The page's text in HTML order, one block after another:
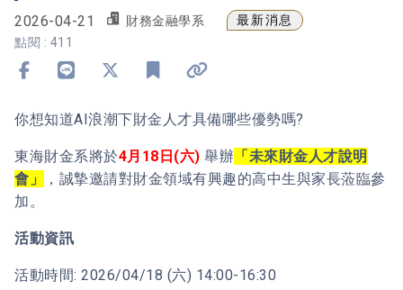
2026-04-21 財務金融學系
最新消息
點閱 : 411
你想知道AI浪潮下財金人才具備哪些優勢嗎?
東海財金系將於4月18日(六) 舉辦 「未來財金人才說明
會」
，誠摯邀請對財金領域有興趣的高中生與家長蒞臨參
加。
活動資訊
活動時間: 2026/04/18 (六) 14:00-16:30